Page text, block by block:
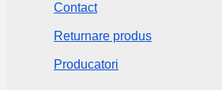
Contact
Returnare produs
Producatori